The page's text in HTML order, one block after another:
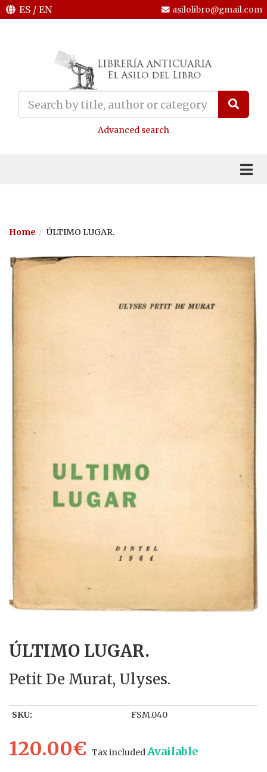
ES / EN asilolibro@gmail.com
Advanced search
Home ÚLTIMO LUGAR.
ÚLTIMO LUGAR.
Petit De Murat, Ulyses.
SKU: FSM.040
120.00€ Tax includedAvailable